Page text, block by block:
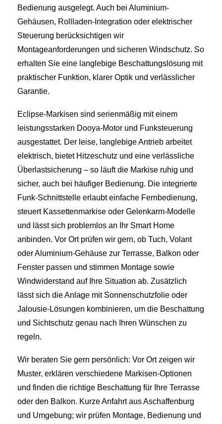
Bedienung ausgelegt. Auch bei Aluminium-
Gehäusen, Rollladen-Integration oder elektrischer
Steuerung berücksichtigen wir
Montageanforderungen und sicheren Windschutz. So
erhalten Sie eine langlebige Beschattungslösung mit
praktischer Funktion, klarer Optik und verlässlicher
Garantie.
Eclipse-Markisen sind serienmäßig mit einem
leistungsstarken Dooya-Motor und Funksteuerung
ausgestattet. Der leise, langlebige Antrieb arbeitet
elektrisch, bietet Hitzeschutz und eine verlässliche
Überlastsicherung – so läuft die Markise ruhig und
sicher, auch bei häufiger Bedienung. Die integrierte
Funk-Schnittstelle erlaubt einfache Fernbedienung,
steuert Kassettenmarkise oder Gelenkarm-Modelle
und lässt sich problemlos an Ihr Smart Home
anbinden. Vor Ort prüfen wir gern, ob Tuch, Volant
oder Aluminium-Gehäuse zur Terrasse, Balkon oder
Fenster passen und stimmen Montage sowie
Windwiderstand auf Ihre Situation ab. Zusätzlich
lässt sich die Anlage mit Sonnenschutzfolie oder
Jalousie-Lösungen kombinieren, um die Beschattung
und Sichtschutz genau nach Ihren Wünschen zu
regeln.
Wir beraten Sie gern persönlich: Vor Ort zeigen wir
Muster, erklären verschiedene Markisen‑Optionen
und finden die richtige Beschattung für Ihre Terrasse
oder den Balkon. Kurze Anfahrt aus Aschaffenburg
und Umgebung; wir prüfen Montage, Bedienung und